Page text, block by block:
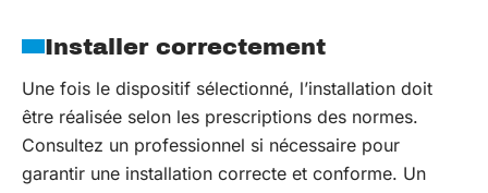
Installer correctement
Une fois le dispositif sélectionné, l’installation doit
être réalisée selon les prescriptions des normes.
Consultez un professionnel si nécessaire pour
garantir une installation correcte et conforme. Un